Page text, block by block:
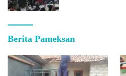
Berita Pameksan